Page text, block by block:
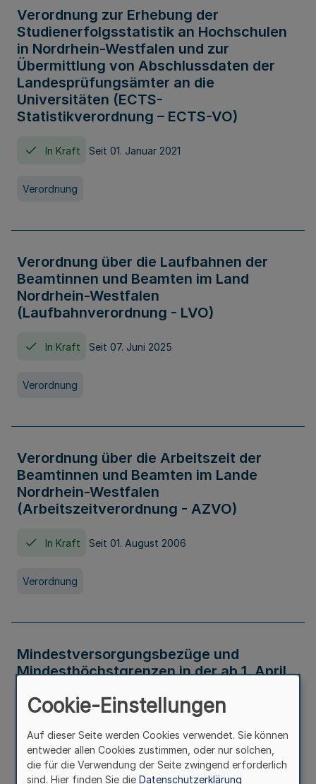
Verordnung zur Erhebung der
Studienerfolgsstatistik an Hochschulen
in Nordrhein-Westfalen und zur
Übermittlung von Abschlussdaten der
Landesprüfungsämter an die
Universitäten (ECTS-
Statistikverordnung – ECTS-VO)
In Kraft Seit 01. Januar 2021
Verordnung
Verordnung über die Laufbahnen der
Beamtinnen und Beamten im Land
Nordrhein-Westfalen
(Laufbahnverordnung - LVO)
In Kraft Seit 07. Juni 2025
Verordnung
Verordnung über die Arbeitszeit der
Beamtinnen und Beamten im Lande
Nordrhein-Westfalen
(Arbeitszeitverordnung - AZVO)
In Kraft Seit 01. August 2006
Verordnung
Mindestversorgungsbezüge und
Mindesthöchstgrenzen in der ab 1. April
Verwaltungsvorschrift
Cookie-Einstellungen
Auf dieser Seite werden Cookies verwendet. Sie können
entweder allen Cookies zustimmen, oder nur solchen,
die für die Verwendung der Seite zwingend erforderlich
sind. Hier finden Sie die Datenschutzerklärung